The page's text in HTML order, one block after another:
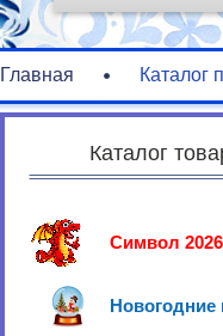
Главная Каталог
Каталог
Символ
Новогодние